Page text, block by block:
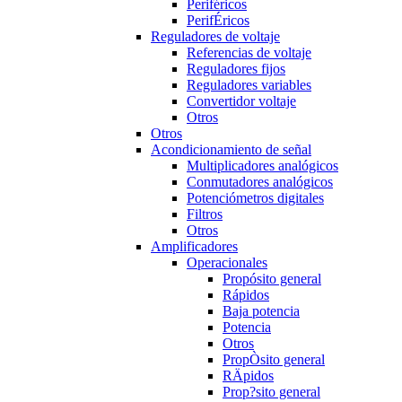
Periféricos
PerifÉricos
Reguladores de voltaje
Referencias de voltaje
Reguladores fijos
Reguladores variables
Convertidor voltaje
Otros
Otros
Acondicionamiento de señal
Multiplicadores analógicos
Conmutadores analógicos
Potenciómetros digitales
Filtros
Otros
Amplificadores
Operacionales
Propósito general
Rápidos
Baja potencia
Potencia
Otros
PropÒsito general
RÄpidos
Prop?sito general